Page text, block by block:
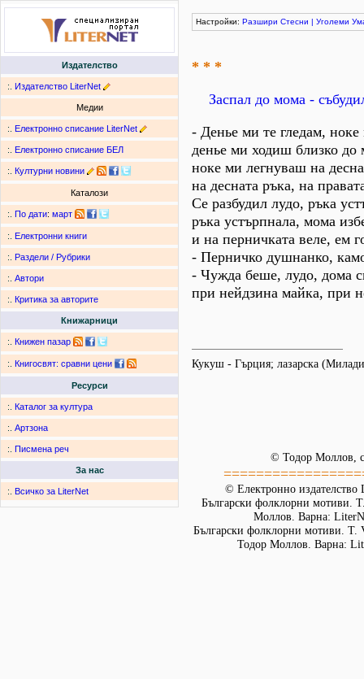
Издателство
:. Издателство LiterNet
Медии
:. Електронно списание LiterNet
:. Електронно списание БЕЛ
:. Културни новини
Каталози
:. По дати: март
:. Електронни книги
:. Раздели / Рубрики
:. Автори
:. Критика за авторите
Книжарници
:. Книжен пазар
:. Книгосвят: сравни цени
Ресурси
:. Каталог за култура
:. Артзона
:. Писмена реч
За нас
:. Всичко за LiterNet
Настройки: Разшири Стесни | Уголеми
* * *
Заспал до мома -
- Денье ми те гледам,
денье ми ходиш близко до
ноке ми легнуваш на
на десната ръка, на
Се разбудил лудо, ръка
ръка устърпнала, мома
и на перничката веле, ем
- Перничко душнанко,
- Чужда беше, лудо, дома
при нейдзина майка, при
Кукуш - Гърция; лазарска
© Тодор Моллов,
© Електронно издателство
Български фолклорни мотиви.
Моллов. Варна:
Български фолклорни мотиви. Т.
Тодор Моллов. Варна: